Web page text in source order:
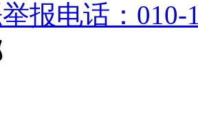
报电话：010-